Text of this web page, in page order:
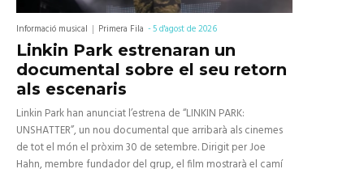
Informació musical Primera Fila -5 d'agost de 2026
Linkin Park estrenaran un
documental sobre el seu retorn
als escenaris
Linkin Park han anunciat l’estrena de “LINKIN PARK:
UNSHATTER”, un nou documental que arribarà als cinemes
de tot el món el pròxim 30 de setembre. Dirigit per Joe
Hahn, membre fundador del grup, el film mostrarà el camí